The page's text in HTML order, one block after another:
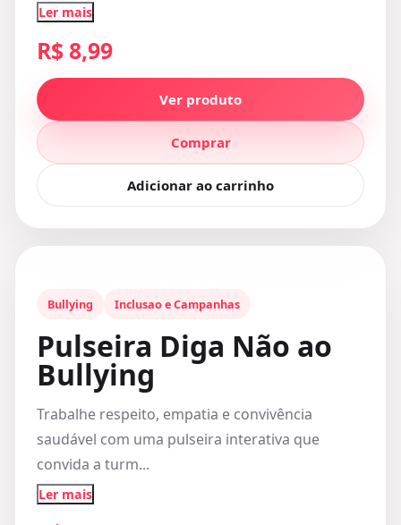
Ler mais
R$ 8,99
Ver produto
Comprar
Adicionar ao carrinho
Bullying Inclusao e Campanhas
Pulseira Diga Não ao
Bullying
Trabalhe respeito, empatia e convivência
saudável com uma pulseira interativa que
convida a turm...
Ler mais